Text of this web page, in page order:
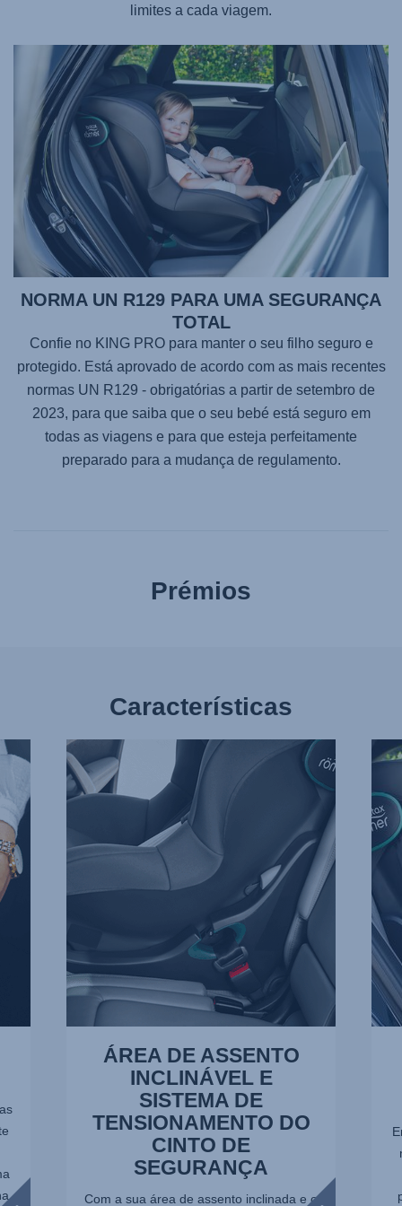
limites a cada viagem.
NORMA UN R129 PARA UMA SEGURANÇA
TOTAL
Confie no KING PRO para manter o seu filho seguro e
protegido. Está aprovado de acordo com as mais recentes
normas UN R129 - obrigatórias a partir de setembro de
2023, para que saiba que o seu bebé está seguro em
todas as viagens e para que esteja perfeitamente
preparado para a mudança de regulamento.
Prémios
Características
ÁREA
DE
ASSENTO
DE
SEGURANÇA,
de
ÁREA DE ASSENTO
INCLINÁVEL E
SISTEMA DE
TENSIONAMENTO DO
CINTO DE
SEGURANÇA
Com a sua área de assento inclinada e o
E
2